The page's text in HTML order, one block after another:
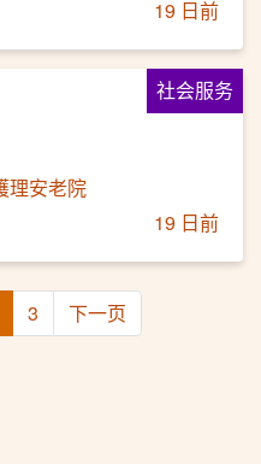
19 日前
社会服务
理安老院
19 日前
3 下一页